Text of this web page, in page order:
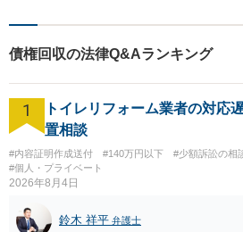
はご相談いただき
め方を一緒に考え
【法テラス利用可】
債権回収の法律Q&Aランキング
1
トイレリフォーム業者の対応
置相談
#内容証明作成送付 #140万円以下 #少額訴訟の相
#個人・プライベート
2026年8月4日
鈴木 祥平 弁護士